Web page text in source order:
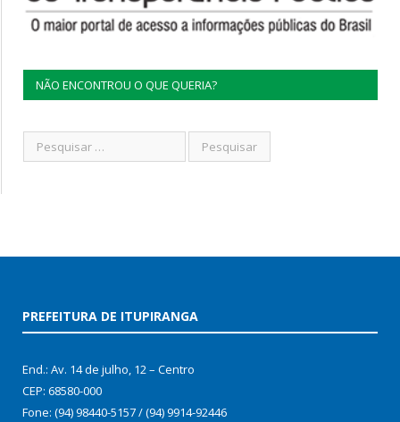
NÃO ENCONTROU O QUE QUERIA?
PREFEITURA DE ITUPIRANGA
End.: Av. 14 de julho, 12 – Centro
CEP: 68580-000
Fone: (94) 98440-5157 / (94) 9914-92446